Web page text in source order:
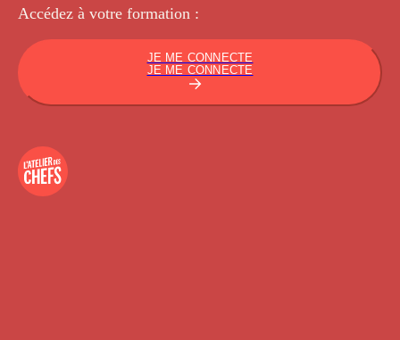
Accédez à votre formation :
JE ME CONNECTE
JE ME CONNECTE